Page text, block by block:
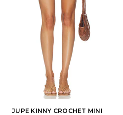
JUPE KINNY CROCHET MINI